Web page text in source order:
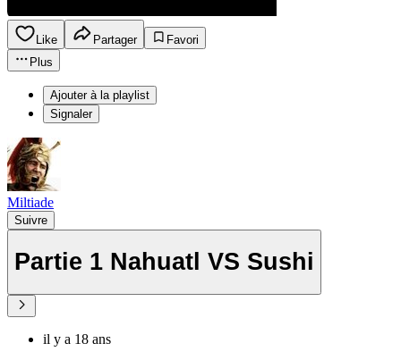
Like Partager
Favori
Plus
Ajouter à la playlist
Signaler
Miltiade
Suivre
Partie 1 Nahuatl VS Sushi
il y a 18 ans